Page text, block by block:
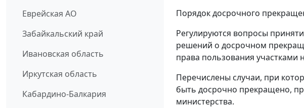
Еврейская АО
Забайкальский край
Ивановская область
Иркутская область
Кабардино-Балкария
Порядок досрочного
Регулируются вопросы
решений о досрочном
права пользования участками
Перечислены случаи, при
быть досрочно прекращено,
министерства.